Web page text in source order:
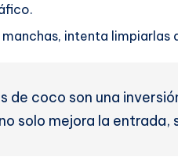
manchas, intenta
de coco son una
solo mejora la